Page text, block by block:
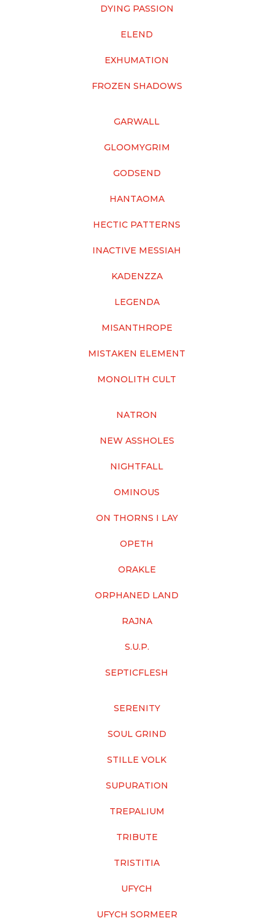
DYING PASSION
ELEND
EXHUMATION
FROZEN SHADOWS
GARWALL
GLOOMYGRIM
GODSEND
HANTAOMA
HECTIC PATTERNS
INACTIVE MESSIAH
KADENZZA
LEGENDA
MISANTHROPE
MISTAKEN ELEMENT
MONOLITH CULT
NATRON
NEW ASSHOLES
NIGHTFALL
OMINOUS
ON THORNS I LAY
OPETH
ORAKLE
ORPHANED LAND
RAJNA
S.U.P.
SEPTICFLESH
SERENITY
SOUL GRIND
STILLE VOLK
SUPURATION
TREPALIUM
TRIBUTE
TRISTITIA
UFYCH
UFYCH SORMEER